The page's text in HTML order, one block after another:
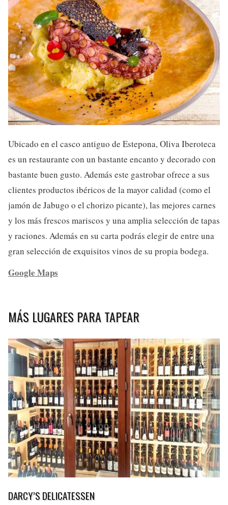
Ubicado en el casco antiguo de Estepona, Oliva Iberoteca
es un restaurante con un bastante encanto y decorado con
bastante buen gusto. Además este gastrobar ofrece a sus
clientes productos ibéricos de la mayor calidad (como el
jamón de Jabugo o el chorizo picante), las mejores carnes
y los más frescos mariscos y una amplia selección de tapas
y raciones. Además en su carta podrás elegir de entre una
gran selección de exquisitos vinos de su propia bodega.
Google Maps
MÁS LUGARES PARA TAPEAR
DARCY’S DELICATESSEN